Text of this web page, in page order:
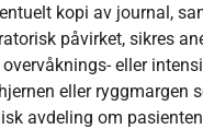
kopi av journal,
påvirket, sikres
eller
eller ryggmargen
avdeling om